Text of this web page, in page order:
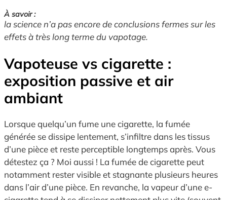
À savoir :
la science n’a pas encore de conclusions fermes sur les
effets à très long terme du vapotage.
Vapoteuse vs cigarette :
exposition passive et air
ambiant
Lorsque quelqu’un fume une cigarette, la fumée
générée se dissipe lentement, s’infiltre dans les tissus
d’une pièce et reste perceptible longtemps après. Vous
détestez ça ? Moi aussi ! La fumée de cigarette peut
notamment rester visible et stagnante plusieurs heures
dans l’air d’une pièce. En revanche, la vapeur d’une e-